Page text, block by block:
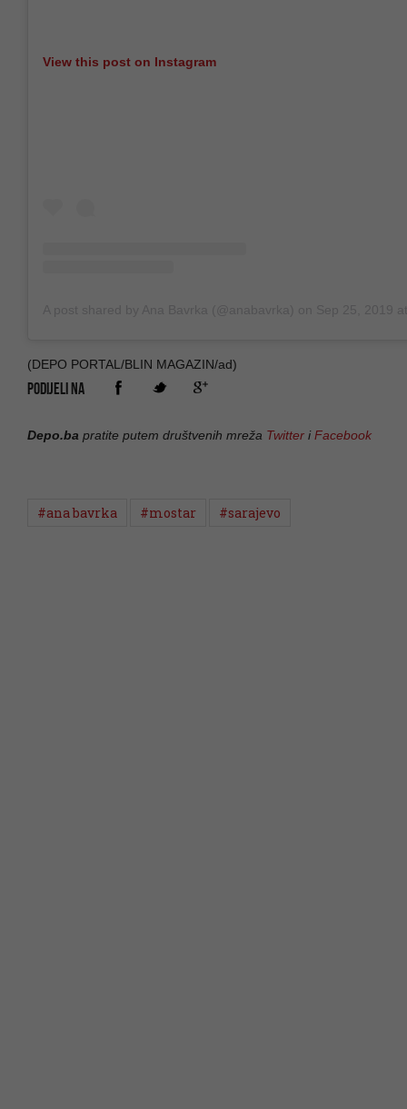
View this post on Instagram
(DEPO PORTAL/BLIN MAGAZIN/ad)
PODIJELI NA
Depo.ba pratite putem društvenih mreža Twitter iFacebook
#ana bavrka #mostar #sarajevo